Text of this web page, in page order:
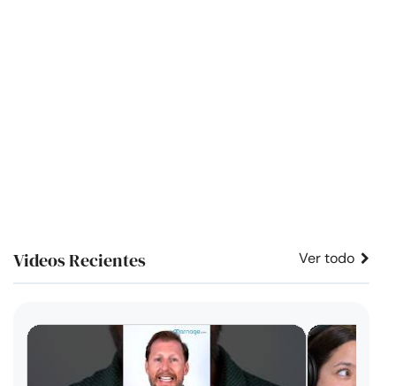
Videos Recientes Ver todo